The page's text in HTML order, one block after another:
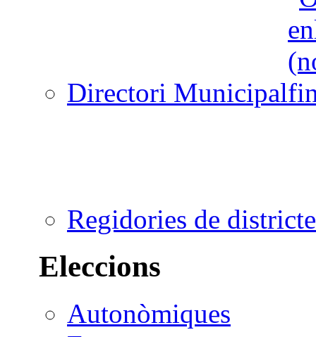
Directori Municipal
Regidories de districte
Eleccions
Autonòmiques